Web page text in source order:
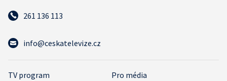
261 136 113
info@ceskatelevize.cz
TV program
Pro média